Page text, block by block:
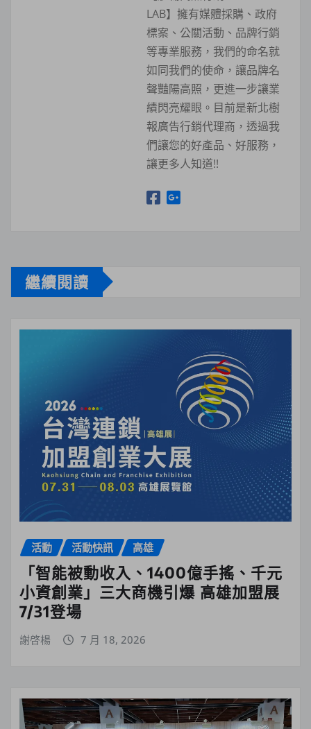
LAB】擁有媒體採購、政府
標案、公關活動、品牌行銷
等專業服務，我們的命名就
如同我們的使命，讓品牌名
聲豔陽高照，更進一步讓業
績閃亮耀眼。目前是新北樹
報廣告行銷代理商，透過我
們讓您的好產品、好服務，
讓更多人知道!!
繼續閱讀
活動 活動快訊 高雄
「智能被動收入、1400億手搖、千元
小資創業」三大商機引爆 高雄加盟展
7/31登場
謝啓楊 7 月 18, 2026